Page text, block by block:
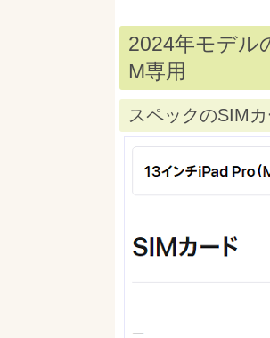
2024年モデル
M専用
スペックのSIM